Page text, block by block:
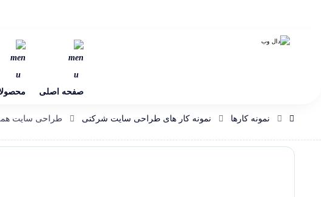
صفحه اصلی
نمونه کارها نمونه کار های طراحی سایت شرکتی طراحی سایت